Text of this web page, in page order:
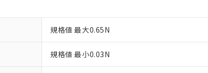
規格値 最大0.65N
規格値 最小0.03N
また、RoHS指令のフタル酸エステル類４物質の対応では、
混在することから備考欄に対応日を記載しておりました。